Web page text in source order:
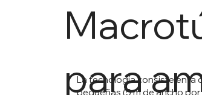
para
La tecnología consiste en la
pequeñas (5 m de ancho